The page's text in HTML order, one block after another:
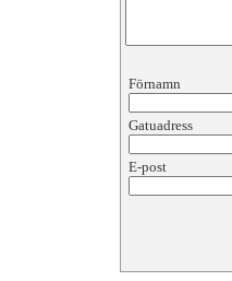
Förnamn
Gatuadress
E-post